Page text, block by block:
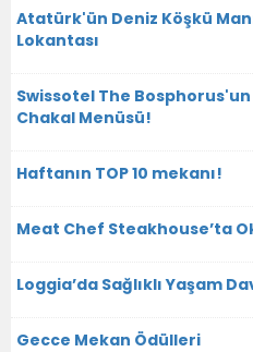
Atatürk'ün Deniz Köşkü
Lokantası
Swissotel The
Chakal Menüsü!
Haftanın TOP 10 mekanı!
Meat Chef Steakhouse’ta
Loggia’da Sağlıklı Yaşam
Gecce Mekan Ödülleri